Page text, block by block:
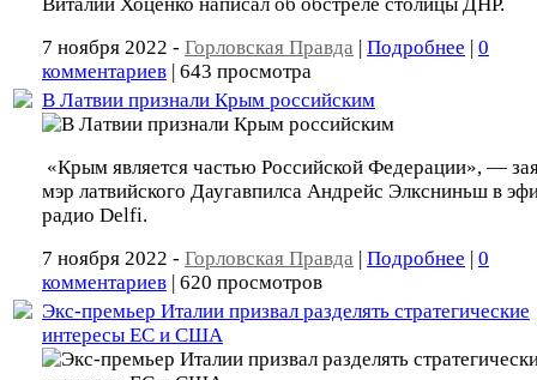
7 ноября 2022 - Горловская Правда | Подробнее | 0
комментариев | 643 просмотра
В Латвии признали Крым российским
«Крым является частью Российской Федерации», —
мэр латвийского Даугавпилса Андрейс Элксниньш в
радио Delfi.
7 ноября 2022 - Горловская Правда | Подробнее | 0
комментариев | 620 просмотров
Экс-премьер Италии призвал разделять стратегические
интересы ЕС и США